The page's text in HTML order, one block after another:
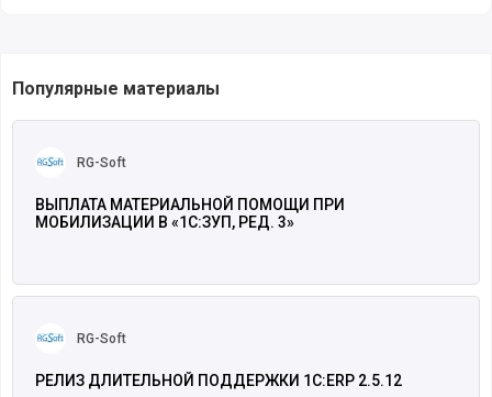
Популярные материалы
RG-Soft
ВЫПЛАТА МАТЕРИАЛЬНОЙ ПОМОЩИ ПРИ
МОБИЛИЗАЦИИ В «1С:ЗУП, РЕД. 3»
RG-Soft
РЕЛИЗ ДЛИТЕЛЬНОЙ ПОДДЕРЖКИ 1С:ERP 2.5.12